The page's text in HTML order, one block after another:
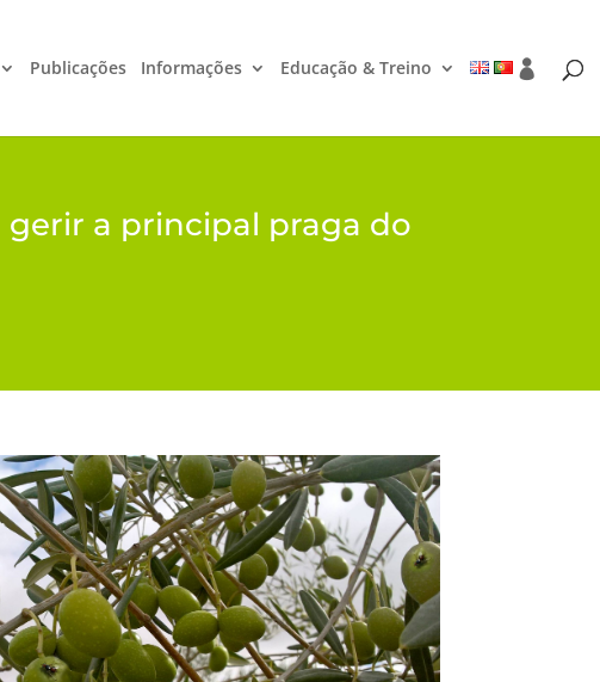
Publicações Informações Educação & Treino
gerir a principal praga do